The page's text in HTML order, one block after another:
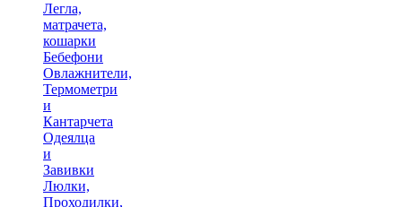
Легла,
матрачета,
кошарки
Бебефони
Овлажнители,
Термометри
и
Кантарчета
Одеялца
и
Завивки
Люлки,
Проходилки,